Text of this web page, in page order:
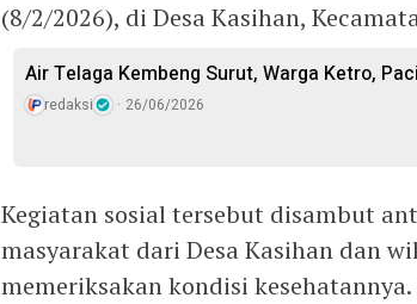
(8/2/2026), di Desa Kasihan,
Air Telaga Kembeng Surut, Warga Ketro,
redaksi 26/06/2026
Kegiatan sosial tersebut disambut
masyarakat dari Desa Kasihan dan
memeriksakan kondisi